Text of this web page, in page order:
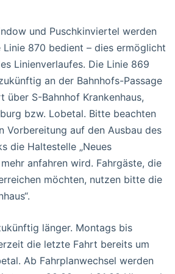
und Puschkinviertel werden
870 bedient – dies ermöglicht
Linienverlaufes. Die Linie 869
an der Bahnhofs-Passage
über S-Bahnhof Krankenhaus,
bzw. Lobetal. Bitte beachten
Vorbereitung auf den Ausbau des
die Haltestelle „Neues
anfahren wird. Fahrgäste, die
möchten, nutzen bitte die
länger. Montags bis
die letzte Fahrt bereits um
Ab Fahrplanwechsel werden